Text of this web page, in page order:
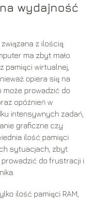
wydajność
z ilością
ma zbyt mało
pamięci wirtualnej,
opiera się na
może prowadzić do
opóźnień w
intensywnych zadań,
graficzne czy
ilość pamięci
sytuacjach, zbyt
prowadzić do frustracji i
ilość pamięci RAM,